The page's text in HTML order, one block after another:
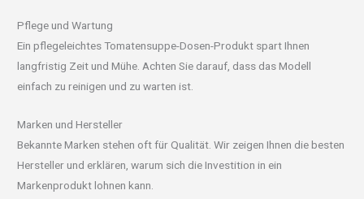
Pflege und Wartung
Ein pflegeleichtes Tomatensuppe-Dosen-Produkt spart Ihnen
langfristig Zeit und Mühe. Achten Sie darauf, dass das Modell
einfach zu reinigen und zu warten ist.
Marken und Hersteller
Bekannte Marken stehen oft für Qualität. Wir zeigen Ihnen die besten
Hersteller und erklären, warum sich die Investition in ein
Markenprodukt lohnen kann.